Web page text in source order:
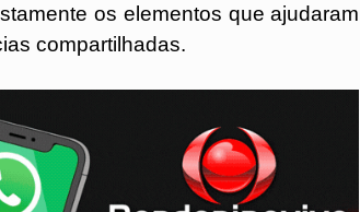
os elementos que ajudaram
compartilhadas.